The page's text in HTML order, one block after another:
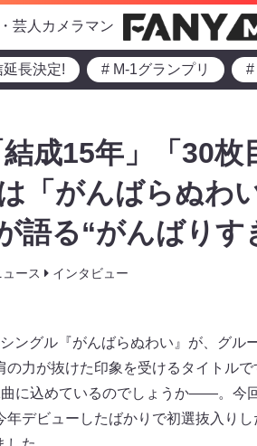
芸人カメラマン
延長決定! # M-1グランプリ #
成15年」「30
「がんばらぬわ
語る“がんばり
ュース インタビュー
ングル『がんばらぬわい』が、グ
の力が抜けた印象を受けるタイトル
に込めているのでしょうか――。今
年デビューしたばかりで初選抜入り